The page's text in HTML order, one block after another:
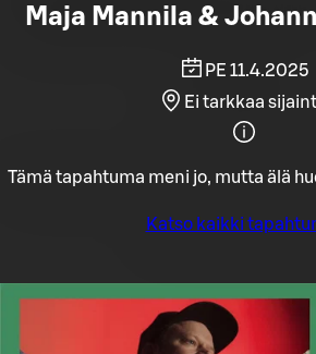
Maja Mannila &
PE 11.4.2025
Ei tarkkaa
Tämä tapahtuma meni jo, mutta älä
Katso kaikki